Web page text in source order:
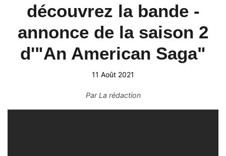
découvrez la bande -
annonce de la saison 2
d'"An American Saga"
11 Août 2021
ParLa rédaction